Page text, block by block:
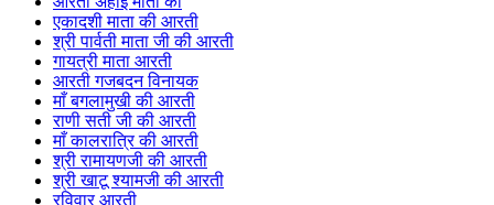
एकादशी माता की आरती
श्री पार्वती माता जी की आरती
गायत्री माता आरती
आरती गजबदन विनायक
माँ बगलामुखी की आरती
राणी सती जी की आरती
माँ कालरात्रि की आरती
श्री रामायणजी की आरती
श्री खाटू श्यामजी की आरती
रविवार आरती